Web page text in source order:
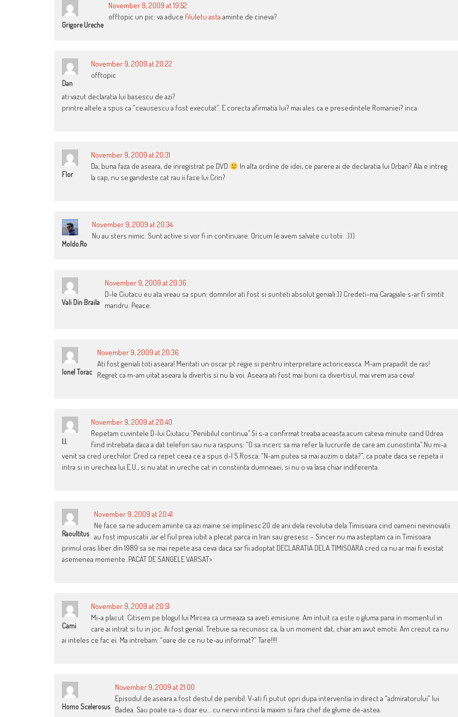
Grigore Ureche
November 9, 2009 at 19:52
offtopic un pic: va aduce filuletu asta aminte de cineva?
Dan
November 9, 2009 at 20:22
offtopic
ati vazut declaratia lui basescu de azi?
printre altele a spus ca “ceausescu a fost executat”. E corecta afirmatia lui? mai ales ca e presedintele Romaniei? inca
Flor
November 9, 2009 at 20:31
Da, buna faza de aseara, de inregistrat pe DVD
In alta ordine de idei, ce parere ai de declaratia lui Orban? Ala e intreg
la cap, nu se gandeste cat rau ii face lui Crin?
Moldo.ro
November 9, 2009 at 20:34
Nu au sters nimic. Sunt active si vor fi in continuare. Oricum le avem salvate cu totii. :)))
Vali Din Braila
November 9, 2009 at 20:36
D-le Ciutacu eu ata vreau sa spun: domnilor ati fost si sunteti absolut geniali:)) Credeti-ma Caragiale s-ar fi simtit
mandru. Peace.
Ionel Torac
November 9, 2009 at 20:36
Ati fost geniali toti aseara! Meritati un oscar pt regie si pentru interpretare actoriceasca. M-am prapadit de ras!
Regret ca m-am uitat aseara la divertis si nu la voi. Aseara ati fost mai buni ca divertisul, mai vrem asa ceva!
I.I.
November 9, 2009 at 20:40
Repetam cuvintele D-lui Ciutacu:”Penibilul continua”.Si s-a confirmat treaba aceasta acum cateva minute cand Udrea
fiind intrebata daca a dat telefon sau nu a raspuns: “O sa incerc sa ma refer la lucrurile de care am cunostinta”.Nu mi-a
venit sa cred urechilor. Cred ca repet ceea ce a spus d-l S.Rosca: “N-am putea sa mai auzim o data?”, ca poate daca se repeta ii
intra si in urechea lui E.U., si nu atat in ureche cat in constiinta dumneaei, si nu o va lasa chiar indiferenta.
Raoultitus
November 9, 2009 at 20:41
Ne face sa ne aducem aminte ca azi maine se implinesc 20 de ani dela revolutia dela Timisoara cind oameni nevinovatii
au fost impuscatii ,iar el fiul prea iubit a plecat parca in Iran sau gresesc – Sincer nu ma asteptam ca in Timisoara
primul oras liber din 1989 sa se mai repete asa ceva daca sar fii adoptat DECLARATIA DELA TIMISOARA cred ca nu ar mai fi existat
asemenea momente .PACAT DE SANGELE VARSAT>
Cami
November 9, 2009 at 20:51
Mi-a placut. Citisem pe blogul lui Mircea ca urmeaza sa aveti emisiune. Am intuit ca este o gluma pana in momentul in
care ai intrat si tu in joc. Ai fost genial. Trebuie sa recunosc ca, la un moment dat, chiar am avut emotii. Am crezut ca nu
ai inteles ce fac ei. Ma intrebam: “oare de ce nu te-au informat?” Tare!!!!
Homo Scelerosus
November 9, 2009 at 21:00
Episodul de aseara a fost destul de penibil. V-ati fi putut opri dupa interventia in direct a “admiratorului” lui
Badea. Sau poate ca-s doar eu… cu nervii intinsi la maxim si fara chef de glume de-astea.